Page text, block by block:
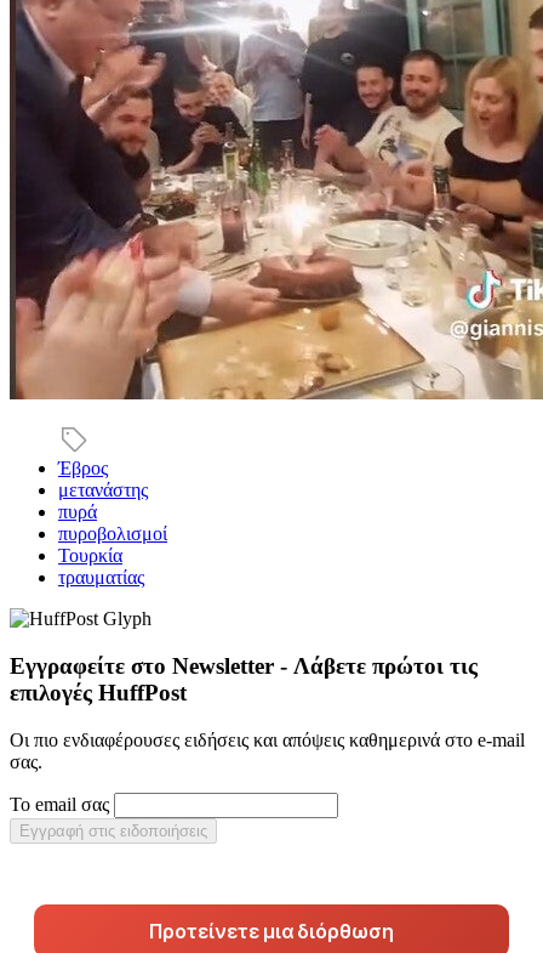
Έβρος
μετανάστης
πυρά
πυροβολισμοί
Τουρκία
τραυματίας
Εγγραφείτε στο Newsletter - Λάβετε πρώτοι τις
επιλογές HuffPost
Οι πιο ενδιαφέρουσες ειδήσεις και απόψεις καθημερινά στο e-mail
σας.
Το email σας
Εγγραφή στις ειδοποιήσεις
Προτείνετε μια διόρθωση